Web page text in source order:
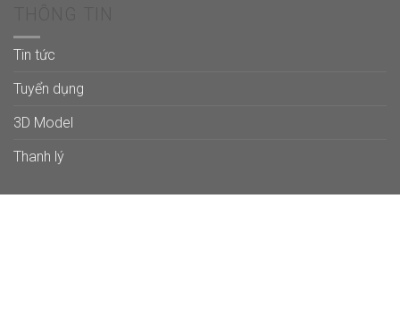
Tin tức
Tuyển dụng
3D Model
Thanh lý